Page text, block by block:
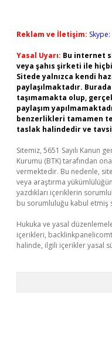
Reklam ve İletişim:
Yasal Uyarı: Bu internet
veya şahıs şirketi ile
Sitede yalnızca kendi
paylaşılmaktadır.
taşımamakta olup,
paylaşım
benzerlikleri tamamen
taslak halindedir ve
Sitemiz, 5651 Sayılı Kanun
Kurumu (BTK) tarafından
vermektedir. Bu nedenle,
veya araştırma
yazdıkları içeriklerin
bu sorumluluğu kabul etmiş
Hukuka ve yasal
içerikleri,
halinde, ilgili içerikler yasal